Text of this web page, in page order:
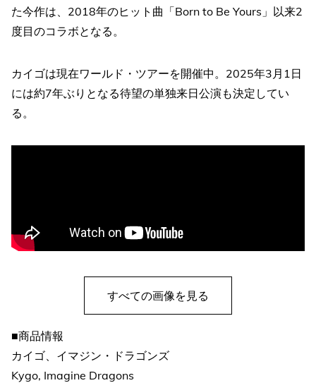
た今作は、2018年のヒット曲「Born to Be Yours」以来2
度目のコラボとなる。
カイゴは現在ワールド・ツアーを開催中。2025年3月1日
には約7年ぶりとなる待望の単独来日公演も決定してい
る。
すべての画像を見る
■商品情報
カイゴ、イマジン・ドラゴンズ
Kygo, Imagine Dragons